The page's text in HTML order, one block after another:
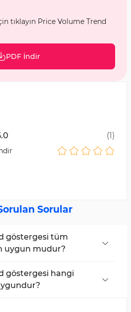
tıklayın Price Volume Trend
PDF İndir
(1)
Sorular
göstergesi tüm
uygun mudur?
göstergesi hangi